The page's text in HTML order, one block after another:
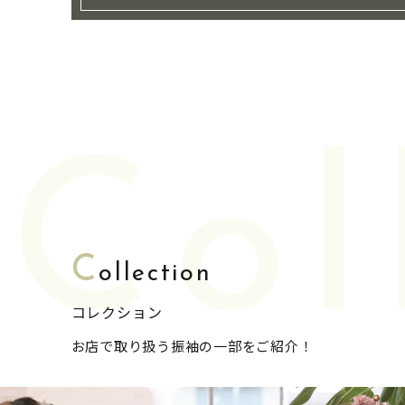
C ollection
コレクション
お店で取り扱う振袖の一部をご紹介！